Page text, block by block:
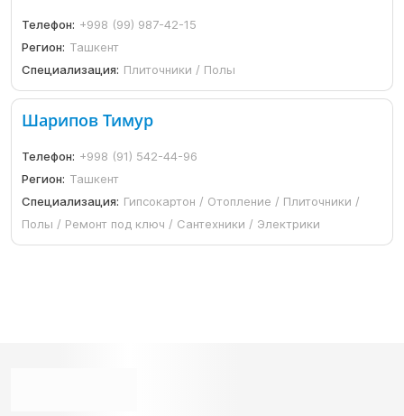
Телефон: +998 (99) 987-42-15
Регион: Ташкент
Специализация: Плиточники / Полы
Шарипов Тимур
Телефон: +998 (91) 542-44-96
Регион: Ташкент
Специализация: Гипсокартон / Отопление / Плиточники /
Полы / Ремонт под ключ / Сантехники / Электрики